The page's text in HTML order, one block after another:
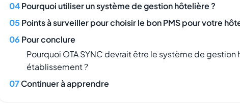
Pourquoi utiliser un système de gestion hôtelière ?
Points à surveiller pour choisir le bon PMS pour votre
Pour conclure
Pourquoi OTA SYNC devrait être le système de
établissement ?
Continuer à apprendre